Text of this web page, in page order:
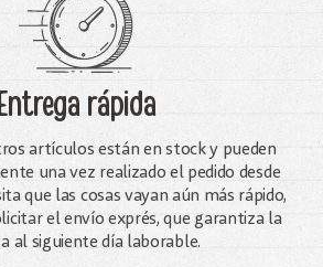
rápida
artículos están en stock y pueden
una vez realizado el pedido desde
que las cosas vayan aún más rápido,
el envío exprés, que garantiza la
al siguiente día laborable.